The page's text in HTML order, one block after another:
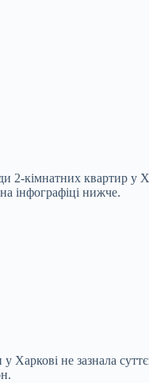
квартир у
інфографіці нижче.
не зазнала